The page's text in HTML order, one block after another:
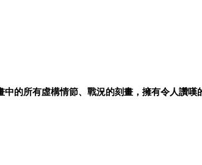
的所有虛構情節、戰況的刻畫，擁有令人讚嘆